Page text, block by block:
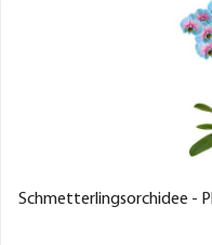
Schmetterlingsorchidee -